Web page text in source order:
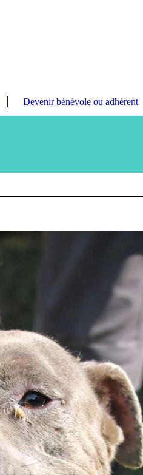
Devenir bénévole ou adhérent